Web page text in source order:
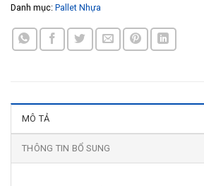
Danh mục: Pallet Nhựa
MÔ TẢ
THÔNG TIN BỔ SUNG